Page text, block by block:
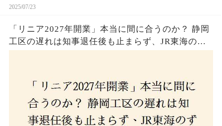
2025/07/23
「リニア2027年開業」本当に間に合うのか？ 静岡
工区の遅れは知事退任後も止まらず、JR東海のず